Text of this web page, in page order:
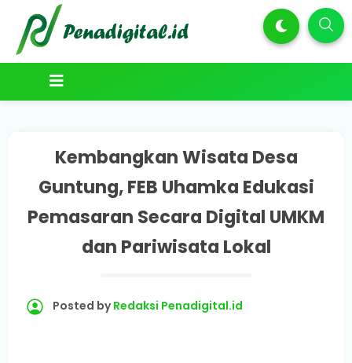
Kembangkan Wisata Desa
Guntung, FEB Uhamka Edukasi
Pemasaran Secara Digital UMKM
dan Pariwisata Lokal
Posted byRedaksi Penadigital.id